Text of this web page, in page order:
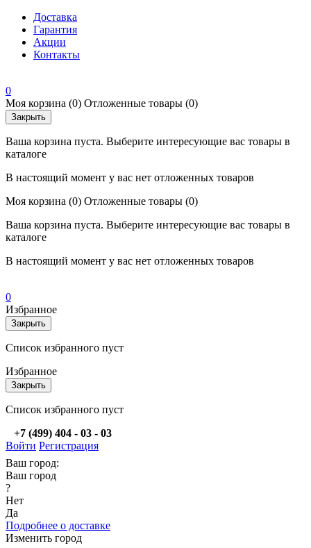
Доставка
Гарантия
Акции
Контакты
0
Моя корзина (0) Отложенные товары (0)
Закрыть
Ваша корзина пуста. Выберите интересующие вас товары в
каталоге
В настоящий момент у вас нет отложенных товаров
Моя корзина (0) Отложенные товары (0)
Ваша корзина пуста. Выберите интересующие вас товары в
каталоге
В настоящий момент у вас нет отложенных товаров
0
Избранное
Закрыть
Список избранного пуст
Избранное
Закрыть
Список избранного пуст
+7 (499) 404 - 03 - 03
Войти Регистрация
Ваш город:
Ваш город
?
Нет
Да
Подробнее о доставке
Изменить город